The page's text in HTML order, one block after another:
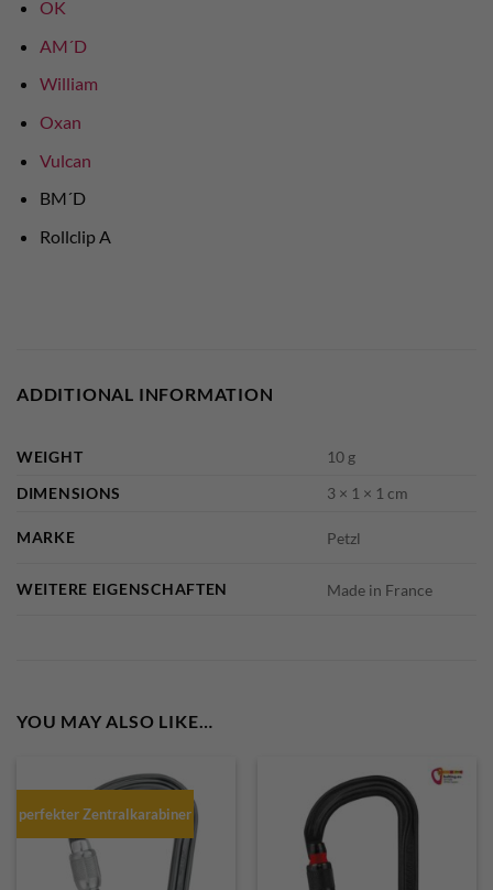
OK
AM´D
William
Oxan
Vulcan
BM´D
Rollclip A
ADDITIONAL INFORMATION
WEIGHT
10 g
DIMENSIONS
3 × 1 × 1 cm
MARKE Petzl
WEITERE EIGENSCHAFTEN Made in France
YOU MAY ALSO LIKE…
perfekter Zentralkarabiner